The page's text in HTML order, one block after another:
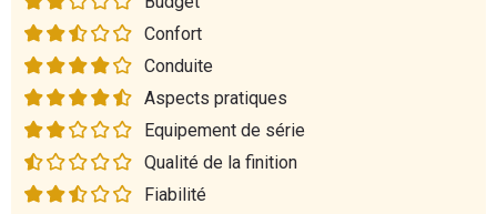
Confort
Conduite
Aspects pratiques
Equipement de série
Qualité de la finition
Fiabilité